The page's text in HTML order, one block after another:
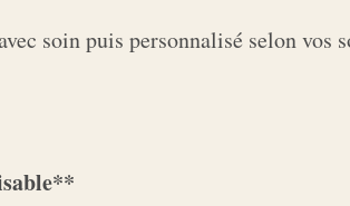
soin puis personnalisé selon vos